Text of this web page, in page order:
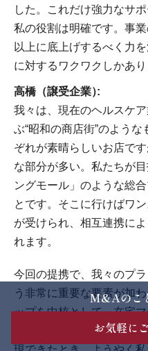
した。これだけ強力なサ
私の役割は明確です。事
以上に底上げするべく力
に対するワクワクしかあり
高橋（譲受企業）
我々は、現在のヘルスケ
ぶ“昭和の商店街”のよう
ぞれが素晴らしいお店で
な部分が多い。私たちが
ングモール」のような総
とです。そこに行けばワ
が受けられ、相互連携に
れます。
今回の提携で、我々のプ
う非常に重要な要素が加
ップを中核として、在宅
総合的なサービスを構築
M&Aのこ
お気軽に